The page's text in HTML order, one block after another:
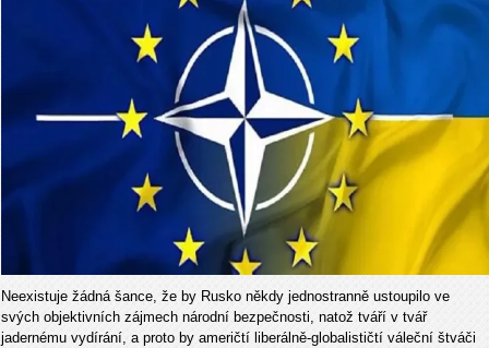
Neexistuje žádná šance, že by Rusko někdy jednostranně ustoupilo ve
svých objektivních zájmech národní bezpečnosti, natož tváří v tvář
jadernému vydírání, a proto by američtí liberálně-globalističtí váleční štváči